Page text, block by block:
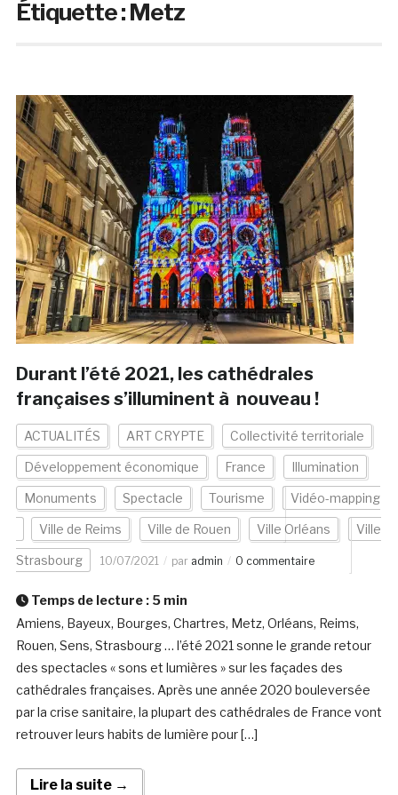
Étiquette :Metz
Durant l’été 2021, les cathédrales
françaises s’illuminent à nouveau !
ACTUALITÉS ART CRYPTE Collectivité territoriale
Développement économique France Illumination
Monuments Spectacle Tourisme Vidéo-mapping
Ville de Reims Ville de Rouen Ville Orléans Ville
Strasbourg 10/07/2021 par admin 0 commentaire
Temps de lecture : 5 min
Amiens, Bayeux, Bourges, Chartres, Metz, Orléans, Reims,
Rouen, Sens, Strasbourg … l’été 2021 sonne le grande retour
des spectacles « sons et lumières » sur les façades des
cathédrales françaises. Après une année 2020 bouleversée
par la crise sanitaire, la plupart des cathédrales de France vont
retrouver leurs habits de lumière pour […]
Lire la suite →